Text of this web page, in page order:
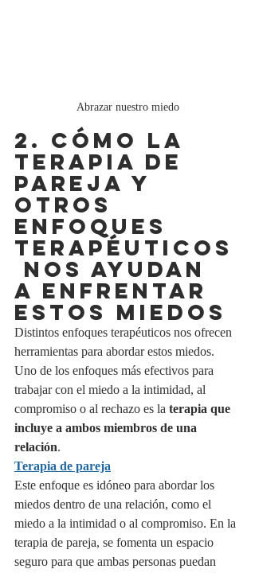
Abrazar nuestro miedo
2. CÓMO LA
TERAPIA DE
PAREJA Y
OTROS
ENFOQUES
TERAPÉUTICOS
NOS AYUDAN
A ENFRENTAR
ESTOS MIEDOS
Distintos enfoques terapéuticos nos ofrecen
herramientas para abordar estos miedos.
Uno de los enfoques más efectivos para
trabajar con el miedo a la intimidad, al
compromiso o al rechazo es la terapia que
incluye a ambos miembros de una
relación.
Terapia de pareja
Este enfoque es idóneo para abordar los
miedos dentro de una relación, como el
miedo a la intimidad o al compromiso. En la
terapia de pareja, se fomenta un espacio
seguro para que ambas personas puedan